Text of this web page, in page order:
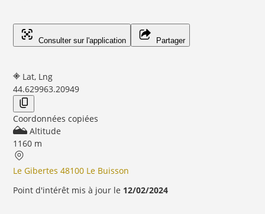
Consulter sur l'application Partager
Lat, Lng
44.629963.20949
Coordonnées copiées
Altitude
1160 m
Le Gibertes 48100 Le Buisson
Point d'intérêt mis à jour le 12/02/2024